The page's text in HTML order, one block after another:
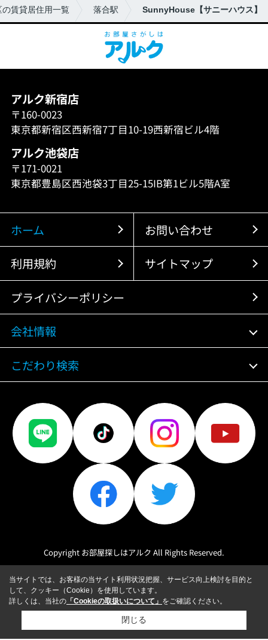
の賃貸居住用一覧 落合駅 SunnyHouse【サニーハウス】
アルク新宿店
〒160-0023
東京都新宿区西新宿7丁目10-19西新宿ビル4階
アルク池袋店
〒171-0021
東京都豊島区西池袋3丁目25-15IB第1ビル5階A室
ホーム お問い合わせ
利用規約 サイトマップ
プライバシーポリシー
会社情報
こだわり検索
Copyright お部屋探しはアルク All Rights Reserved.
当サイトでは、お客様の当サイト利用状況把握、サービス向上検討を目的と
して、クッキー（Cookie）を使用しています。
詳しくは、当社の 「Cookieの取扱いについて」 をご確認ください。
閉じる